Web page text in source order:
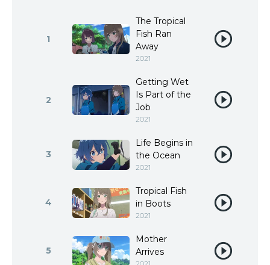
1
The Tropical
Fish Ran
Away
2021
2
Getting Wet
Is Part of the
Job
2021
3
Life Begins in
the Ocean
2021
4
Tropical Fish
in Boots
2021
5
Mother
Arrives